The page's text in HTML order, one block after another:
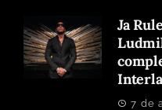
Ja
7 de